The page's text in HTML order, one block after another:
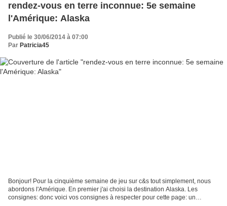
rendez-vous en terre inconnue: 5e semaine
l'Amérique: Alaska
Publié le 30/06/2014 à 07:00
Par Patricia45
Bonjour! Pour la cinquième semaine de jeu sur c&s tout simplement, nous
abordons l'Amérique. En premier j'ai choisi la destination Alaska. Les
consignes: donc voici vos consignes à respecter pour cette page: un